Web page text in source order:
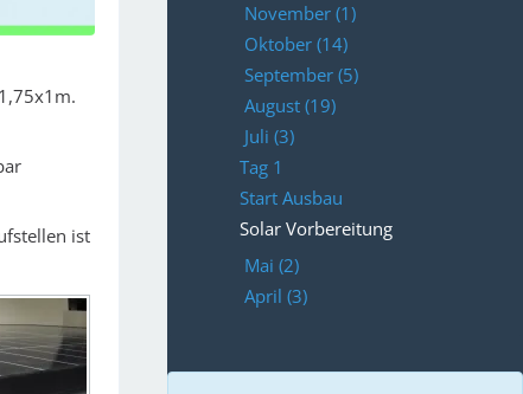
ist
November (1)
Oktober (14)
September (5)
August (19)
Juli (3)
Tag 1
Start Ausbau
Solar Vorbereitung
Mai (2)
April (3)